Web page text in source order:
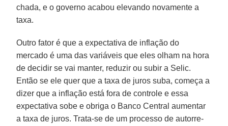
chada, e o governo acabou elevando no­vamente a
taxa.
Outro fator é que a expectativa de in­flação do
mercado é uma das variáveis que eles olham na hora
de decidir se vai manter, reduzir ou subir a Selic.
Então se ele quer que a taxa de juros suba, co­meça a
dizer que a inflação está fora de controle e essa
expectativa sobe e obriga o Banco Central aumentar
a taxa de ju­ros. Trata-se de um processo de autorre­